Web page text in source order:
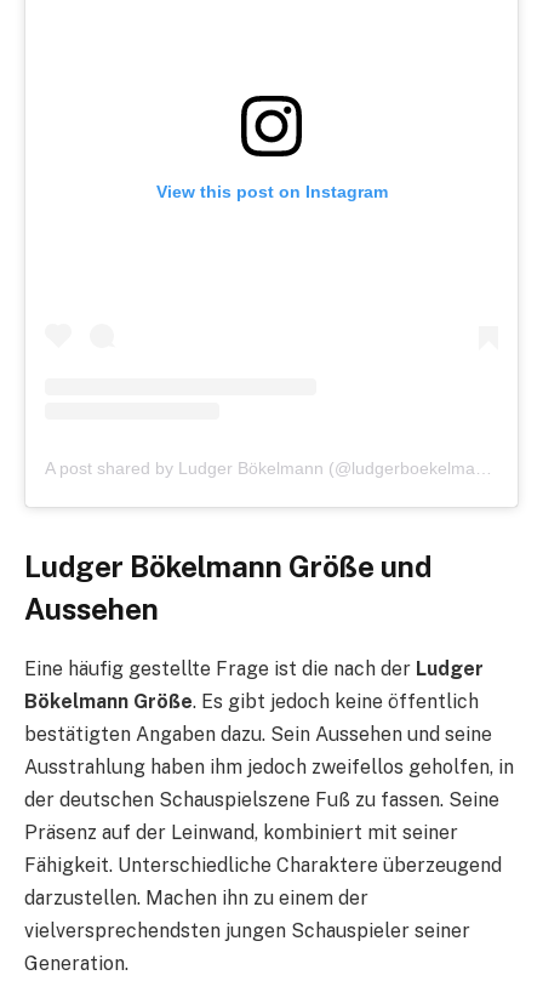
View this post on Instagram
Ludger Bökelmann Größe und
Aussehen
Eine häufig gestellte Frage ist die nach der Ludger
Bökelmann Größe. Es gibt jedoch keine öffentlich
bestätigten Angaben dazu. Sein Aussehen und seine
Ausstrahlung haben ihm jedoch zweifellos geholfen, in
der deutschen Schauspielszene Fuß zu fassen. Seine
Präsenz auf der Leinwand, kombiniert mit seiner
Fähigkeit. Unterschiedliche Charaktere überzeugend
darzustellen. Machen ihn zu einem der
vielversprechendsten jungen Schauspieler seiner
Generation.